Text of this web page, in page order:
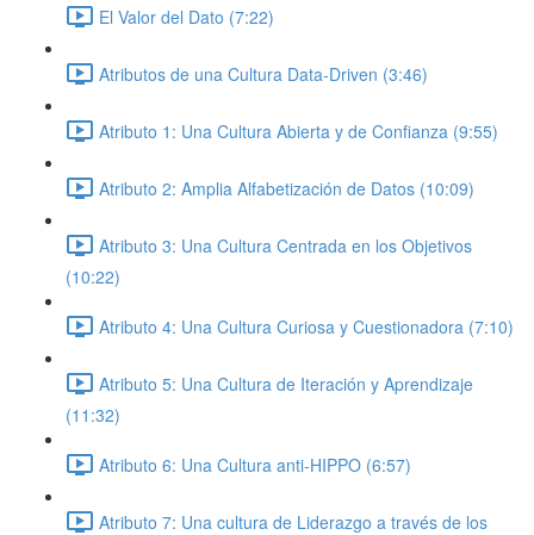
El Valor del Dato (7:22)
Atributos de una Cultura Data-Driven (3:46)
Atributo 1: Una Cultura Abierta y de Confianza (9:55)
Atributo 2: Amplia Alfabetización de Datos (10:09)
Atributo 3: Una Cultura Centrada en los Objetivos
(10:22)
Atributo 4: Una Cultura Curiosa y Cuestionadora (7:10)
Atributo 5: Una Cultura de Iteración y Aprendizaje
(11:32)
Atributo 6: Una Cultura anti-HIPPO (6:57)
Atributo 7: Una cultura de Liderazgo a través de los